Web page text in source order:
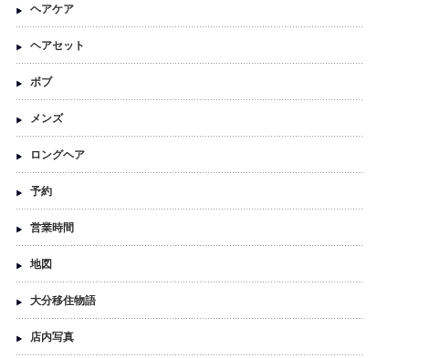
ヘアケア
ヘアセット
ボブ
メンズ
ロングヘア
予約
営業時間
地図
大分移住物語
店内写真